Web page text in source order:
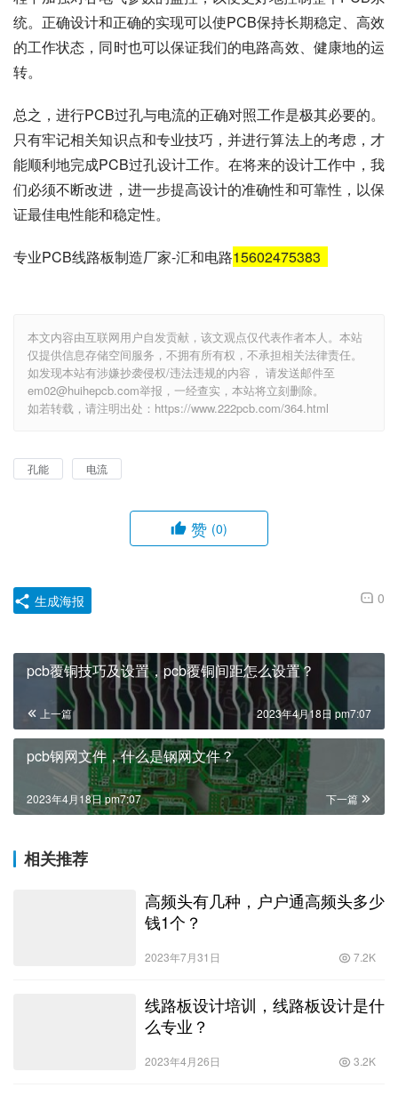
统。正确设计和正确的实现可以使PCB保持长期稳定、高效
的工作状态，同时也可以保证我们的电路高效、健康地的运
转。
总之，进行PCB过孔与电流的正确对照工作是极其必要的。
只有牢记相关知识点和专业技巧，并进行算法上的考虑，才
能顺利地完成PCB过孔设计工作。在将来的设计工作中，我
们必须不断改进，进一步提高设计的准确性和可靠性，以保
证最佳电性能和稳定性。
专业PCB线路板制造厂家-汇和电路15602475383
本文内容由互联网用户自发贡献，该文观点仅代表作者本人。本站
仅提供信息存储空间服务，不拥有所有权，不承担相关法律责任。
如发现本站有涉嫌抄袭侵权/违法违规的内容， 请发送邮件至
em02@huihepcb.com举报，一经查实，本站将立刻删除。
如若转载，请注明出处：https://www.222pcb.com/364.html
孔能 电流
赞 (0)
0
生成海报
pcb覆铜技巧及设置，pcb覆铜间距怎么设置？
上一篇 2023年4月18日 pm7:07
pcb钢网文件，什么是钢网文件？
下一篇
2023年4月18日 pm7:07
相关推荐
高频头有几种，户户通高频头多少
钱1个？
2023年7月31日 7.2K
线路板设计培训，线路板设计是什
么专业？
2023年4月26日 3.2K